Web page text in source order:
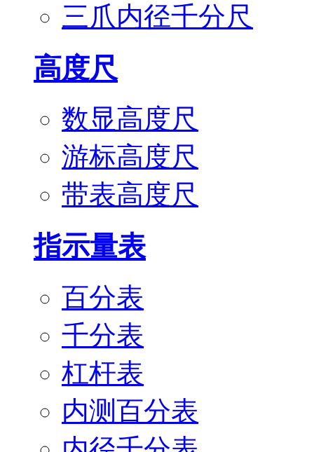
三爪内径千分尺
高度尺
数显高度尺
游标高度尺
带表高度尺
指示量表
百分表
千分表
杠杆表
内测百分表